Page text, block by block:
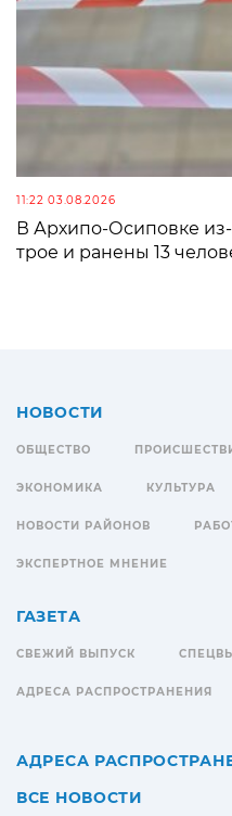
11:22 03.08.2026
В Архипо-Осиповке
трое и ранены 13
НОВОСТИ
ОБЩЕСТВО
ЭКОНОМИКА КУЛЬТУРА
НОВОСТИ РАЙОНОВ
ЭКСПЕРТНОЕ МНЕНИЕ
ГАЗЕТА
СВЕЖИЙ ВЫПУСК
АДРЕСА РАСПРОСТРАНЕНИЯ
АДРЕСА
ВСЕ НОВОСТИ